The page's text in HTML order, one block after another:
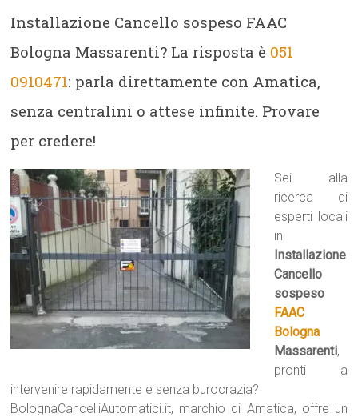
Installazione Cancello sospeso FAAC
Bologna Massarenti? La risposta è 051
0910471: parla direttamente con Amatica,
senza centralini o attese infinite. Provare
per credere!
Sei alla
ricerca di
esperti locali
in
Installazione
Cancello
sospeso
FAAC
Bologna
Massarenti,
pronti a
intervenire rapidamente e senza burocrazia?
BolognaCancelliAutomatici.it, marchio di Amatica, offre un